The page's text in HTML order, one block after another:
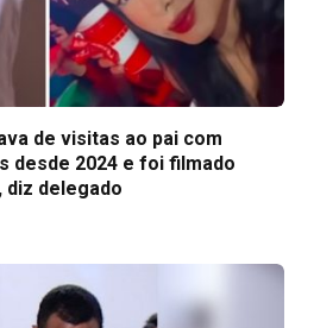
de visitas ao pai com
desde 2024 e foi filmado
diz delegado